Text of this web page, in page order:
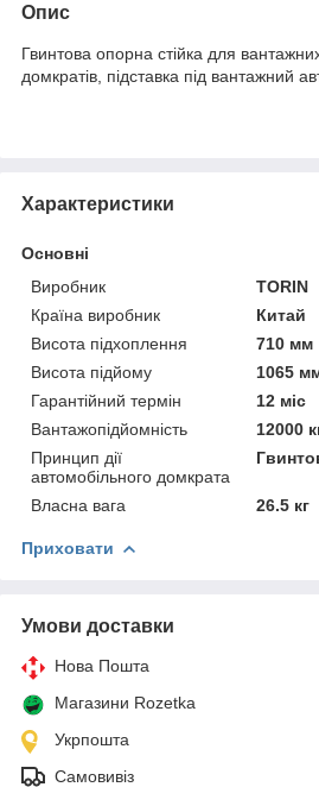
Опис
Гвинтова опорна стійка для
домкратів, підставка під вантажний
Характеристики
Основні
Виробник
TORIN
Країна виробник
Китай
Висота підхоплення
710 мм
Висота підйому
1065
Гарантійний термін
12 міс
Вантажопідйомність
12000
Принцип дії
автомобільного домкрата
Власна вага 26.5 кг
Приховати
Умови доставки
Нова Пошта
Магазини Rozetka
Укрпошта
Самовивіз